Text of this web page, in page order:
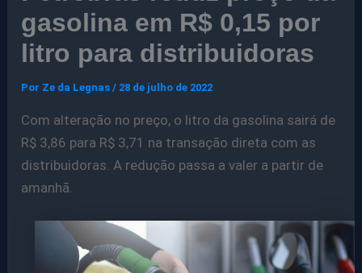
gasolina em R$ 0,15 por
litro para distribuidoras
Por Ze da Legnas/ 28 de julho de 2022
Com alteração no preço, o litro da gasolina sairá de
R$ 3,86 para R$ 3,71 na transação direta com as
distribuidoras. A redução passa a valer a partir de
amanhã.